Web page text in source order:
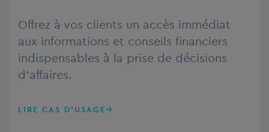
Offrez à vos clients un accès immédiat
aux informations et conseils financiers
indispensables à la prise de décisions
d’affaires.
LIRE CAS D'USAGE